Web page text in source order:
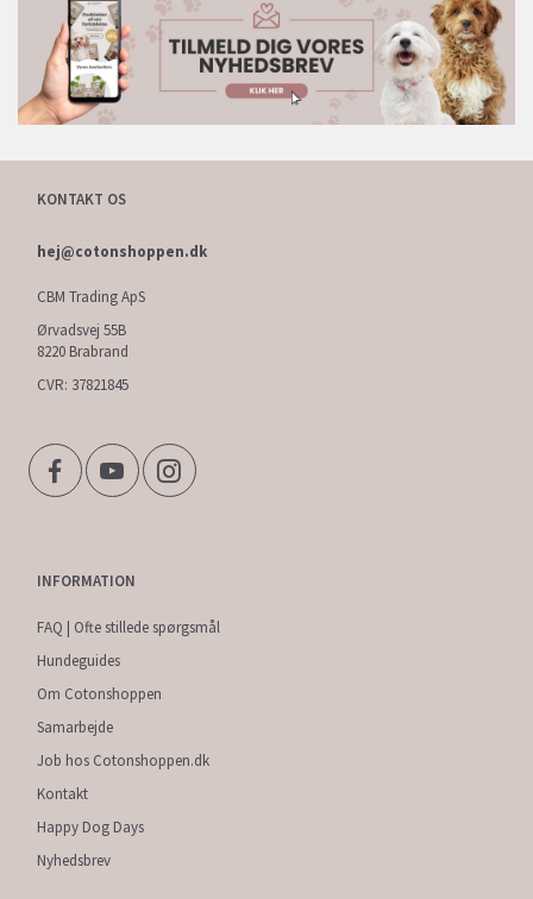
KONTAKT OS
hej@cotonshoppen.dk
CBM Trading ApS
Ørvadsvej 55B
8220 Brabrand
CVR: 37821845
INFORMATION
FAQ | Ofte stillede spørgsmål
Hundeguides
Om Cotonshoppen
Samarbejde
Job hos Cotonshoppen.dk
Kontakt
Happy Dog Days
Nyhedsbrev